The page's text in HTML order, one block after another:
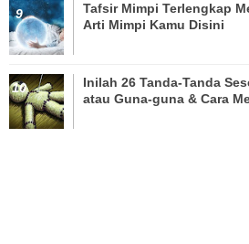
Tafsir Mimpi Terlengkap
Arti Mimpi Kamu Disini
Inilah 26 Tanda-Tanda
atau Guna-guna & Cara